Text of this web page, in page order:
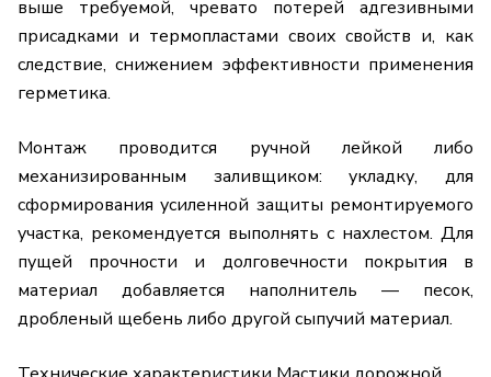
выше требуемой, чревато потерей адгезивными
присадками и термопластами своих свойств и, как
следствие, снижением эффективности применения
герметика.
Монтаж проводится ручной лейкой либо
механизированным заливщиком: укладку, для
сформирования усиленной защиты ремонтируемого
участка, рекомендуется выполнять с нахлестом. Для
пущей прочности и долговечности покрытия в
материал добавляется наполнитель — песок,
дробленый щебень либо другой сыпучий материал.